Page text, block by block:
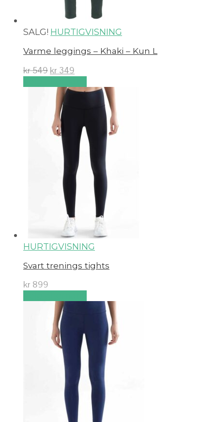
SALG! HURTIGVISNING
Varme leggings – Khaki – Kun L
kr549 kr 349
HURTIGVISNING
Svart trenings tights
kr 899